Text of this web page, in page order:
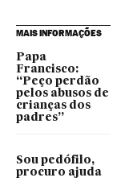
MAIS INFORMAÇÕES
Papa
Francisco:
“Peço perdão
pelos abusos de
crianças dos
padres”
Sou pedófilo,
procuro ajuda